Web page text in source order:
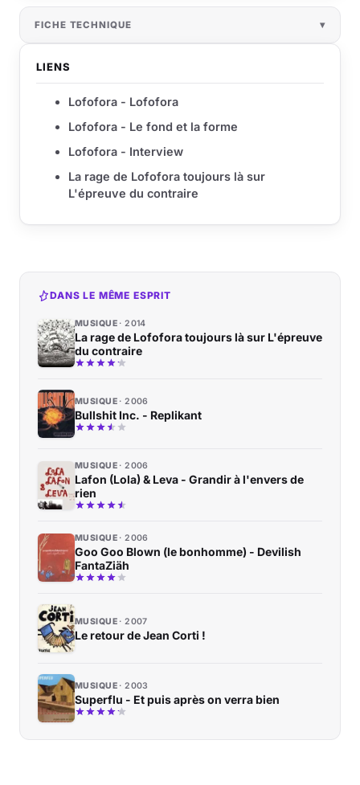
FICHE TECHNIQUE
LIENS
Lofofora - Lofofora
Lofofora - Le fond et la forme
Lofofora - Interview
La rage de Lofofora toujours là sur
L'épreuve du contraire
DANS LE MÊME ESPRIT
MUSIQUE 2014
La rage de Lofofora toujours là sur L'épreuve
du contraire
MUSIQUE 2006
Bullshit Inc. - Replikant
MUSIQUE 2006
Lafon (Lola) & Leva - Grandir à l'envers de
rien
MUSIQUE 2006
Goo Goo Blown (le bonhomme) - Devilish
FantaZiäh
MUSIQUE 2007
Le retour de Jean Corti !
MUSIQUE 2003
Superflu - Et puis après on verra bien